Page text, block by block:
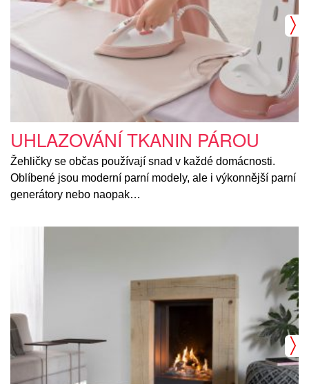
UHLAZOVÁNÍ TKANIN PÁROU
Žehličky se občas používají snad v každé domácnosti.
Oblíbené jsou moderní parní modely, ale i výkonnější parní
generátory nebo naopak…